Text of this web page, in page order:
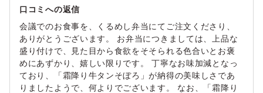
口コミへの返信
会議でのお食事を、くるめし弁当にてご注文くださり、
ありがとうございます。 お弁当につきましては、上品な
盛り付けで、見た目から食欲をそそられる色合いとお褒
めにあずかり、嬉しい限りです。 丁寧なお味加減となっ
ており、「霜降り牛タンそぼろ」が納得の美味しさであ
りましたようで、何よりでございます。 なお、「霜降り